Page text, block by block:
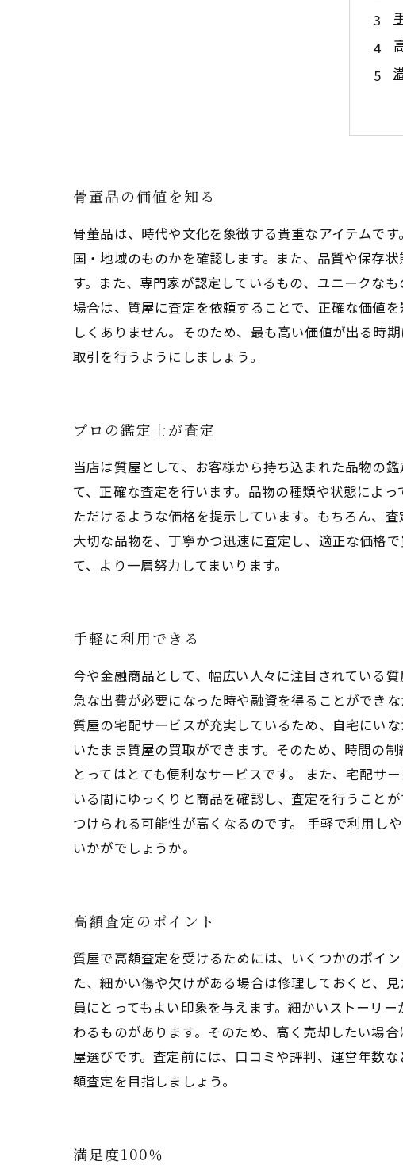
骨董品の価値を知る
骨董品は、時代や文化を象徴する貴重なアイテムで
国・地域のものかを確認します。また、品質や保存
す。また、専門家が認定しているもの、ユニークな
場合は、質屋に査定を依頼することで、正確な価値
しくありません。そのため、最も高い価値が出る時
取引を行うようにしましょう。
プロの鑑定士が査定
当店は質屋として、お客様から持ち込まれた品物の
て、正確な査定を行います。品物の種類や状態によ
ただけるような価格を提示しています。もちろん、
大切な品物を、丁寧かつ迅速に査定し、適正な価格
て、より一層努力してまいります。
手軽に利用できる
今や金融商品として、幅広い人々に注目されている
急な出費が必要になった時や融資を得ることができ
質屋の宅配サービスが充実しているため、自宅にい
いたまま質屋の買取ができます。そのため、時間の
とってはとても便利なサービスです。 また、宅配サ
いる間にゆっくりと商品を確認し、査定を行うこと
つけられる可能性が高くなるのです。 手軽で利用し
いかがでしょうか。
高額査定のポイント
質屋で高額査定を受けるためには、いくつかのポイ
た、細かい傷や欠けがある場合は修理しておくと、
員にとってもよい印象を与えます。細かいストーリ
わるものがあります。そのため、高く売却したい場
屋選びです。査定前には、口コミや評判、運営年数
額査定を目指しましょう。
満足度100％